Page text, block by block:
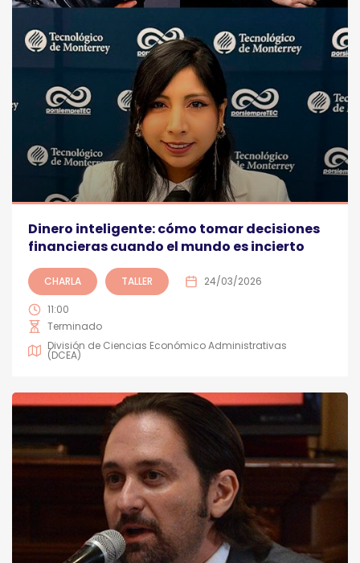
Dinero inteligente: cómo tomar decisiones
financieras cuando el mundo es incierto
CHARLA TALLER 24/03/2026
11:00
Terminado
División de Ciencias Económico Administrativas
(DCEA)